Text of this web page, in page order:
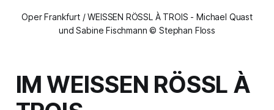
Oper Frankfurt / WEISSEN RÖSSL À TROIS - Michael Quast
und Sabine Fischmann © Stephan Floss
IM WEISSEN RÖSSL À